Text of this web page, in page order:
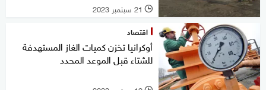
l 21 سبتمبر 2023
اقتصاد
أوكرانيا تخزن كميات الغاز المستهدفة
للشتاء قبل الموعد المحدد